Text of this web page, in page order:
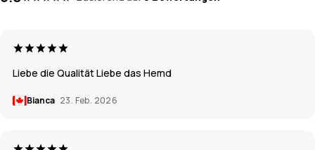
Liebe die Qualität Liebe das Hemd
Bianca 23. Feb. 2026